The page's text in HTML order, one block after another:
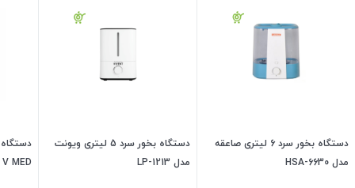
دستگاه بخور سرد 6 لیتری صاعقه
مدل HSA-6630
دستگاه بخور سرد 5 لیتری ویونت
مدل LP-1213
V MED مدل VM360